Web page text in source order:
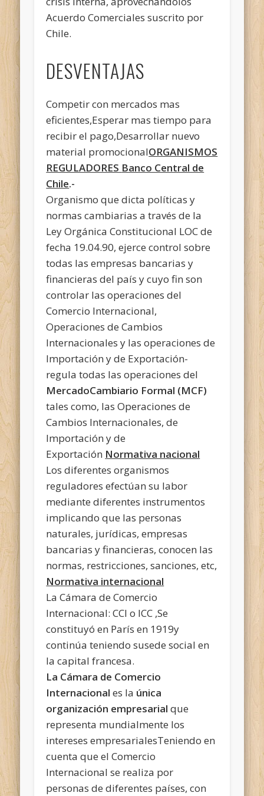
Acuerdo Comerciales suscrito por
Chile.
DESVENTAJAS
Competir con mercados mas
eficientes,Esperar mas tiempo para
recibir el pago,Desarrollar nuevo
material promocionalORGANISMOS
REGULADORES Banco Central de
Chile.-
Organismo que dicta políticas y
normas cambiarias a través de la
Ley Orgánica Constitucional LOC de
fecha 19.04.90, ejerce control sobre
todas las empresas bancarias y
financieras del país y cuyo fin son
controlar las operaciones del
Comercio Internacional,
Operaciones de Cambios
Internacionales y las operaciones de
Importación y de Exportación-
regula todas las operaciones del
MercadoCambiario Formal (MCF)
tales como, las Operaciones de
Cambios Internacionales, de
Importación y de
Exportación Normativa nacional
Los diferentes organismos
reguladores efectúan su labor
mediante diferentes instrumentos
implicando que las personas
naturales, jurídicas, empresas
bancarias y financieras, conocen las
normas, restricciones, sanciones, etc,
Normativa internacional
La Cámara de Comercio
Internacional: CCI o ICC ,Se
constituyó en París en 1919y
continúa teniendo susede social en
la capital francesa.
La Cámara de Comercio
Internacionales la única
organización empresarialque
representa mundialmente los
intereses empresarialesTeniendo en
cuenta que el Comercio
Internacional se realiza por
personas de diferentes países, con